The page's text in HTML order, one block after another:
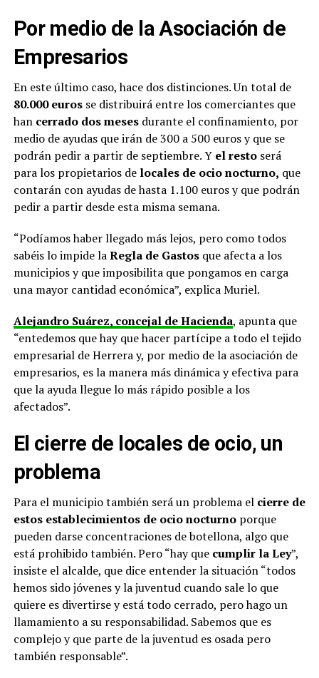
Por medio de la Asociación de
Empresarios
En este último caso, hace dos distinciones. Un total de
80.000 eurosse distribuirá entre los comerciantes que
hancerrado dos mesesdurante el confinamiento, por
medio de ayudas que irán de 300 a 500 euros y que se
podrán pedir a partir de septiembre. Yel restoserá
para los propietarios de locales de ocio nocturno, que
contarán con ayudas de hasta 1.100 euros y que podrán
pedir a partir desde esta misma semana.
“Podíamos haber llegado más lejos, pero como todos
sabéis lo impide laRegla de Gastosque afecta a los
municipios y que imposibilita que pongamos en carga
una mayor cantidad económica”, explica Muriel.
Alejandro Suárez, concejal de Hacienda, apunta que
“entedemos que hay que hacer partícipe a todo el tejido
empresarial de Herrera y, por medio de la asociación de
empresarios, es la manera más dinámica y efectiva para
que la ayuda llegue lo más rápido posible a los
afectados”.
El cierre de locales de ocio, un
problema
Para el municipio también será un problema el cierre de
estos establecimientos de ocio nocturnoporque
pueden darse concentraciones de botellona, algo que
está prohibido también. Pero “hay que cumplir la Ley”,
insiste el alcalde, que dice entender la situación “todos
hemos sido jóvenes y la juventud cuando sale lo que
quiere es divertirse y está todo cerrado, pero hago un
llamamiento a su responsabilidad. Sabemos que es
complejo y que parte de la juventud es osada pero
también responsable”.